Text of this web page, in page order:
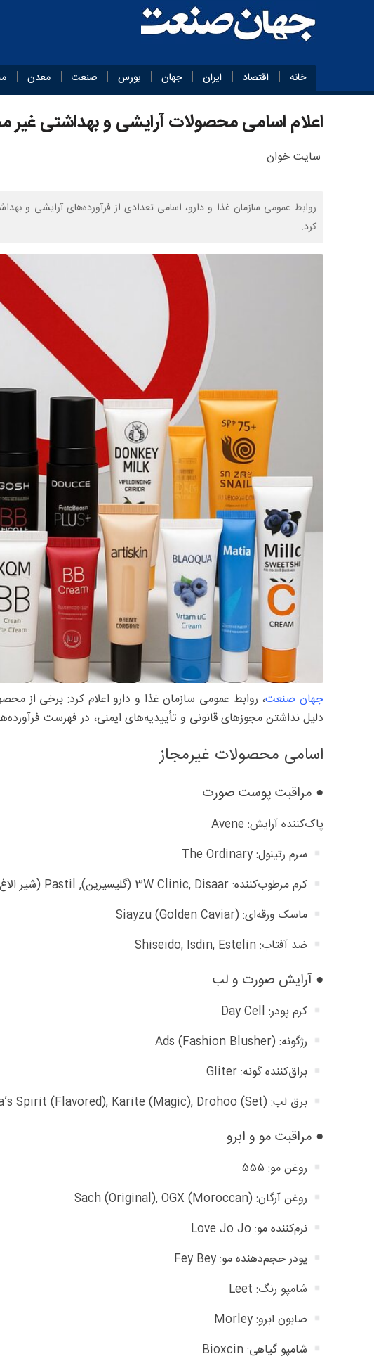
خانه اقتصاد ایران جهان بورس صنعت معدن
اعلام اسامی محصولات آرایشی و بهداشتی غیر
سایت خوان
روابط عمومی سازمان غذا و دارو، اسامی تعدادی از فرآورده‌های آرایشی و
کرد.
جهان صنعت، روابط عمومی سازمان غذا و دارو اعلام کرد: برخی از
دلیل نداشتن مجوزهای قانونی و تأییدیه‌های ایمنی، در فهرست
اسامی محصولات غیرمجاز
● مراقبت پوست صورت
پاک‌کننده آرایش: Avene
سرم رتینول: The Ordinary
کرم مرطوب‌کننده: 3W Clinic, Disaar (گلیسیرین), Pastil (شیر الاغ)
ماسک ورقه‌ای: Siayzu (Golden Caviar)
ضد آفتاب: Shiseido, Isdin, Estelin
● آرایش صورت و لب
کرم پودر: Day Cell
رژگونه: Ads (Fashion Blusher)
براق‌کننده گونه: Gliter
برق لب: Victoria’s Spirit (Flavored), Karite (Magic), Drohoo (Set)
● مراقبت مو و ابرو
روغن مو: ۵۵۵
روغن آرگان: Sach (Original), OGX (Moroccan)
نرم‌کننده مو: Love Jo Jo
پودر حجم‌دهنده مو: Fey Bey
شامپو رنگ: Leet
صابون ابرو: Morley
شامپو گیاهی: Bioxcin